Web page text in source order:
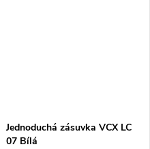
Jednoduchá zásuvka VCX LC
07 Bílá